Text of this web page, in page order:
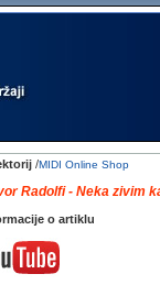
/MIDI Online Shop
Radolfi - Neka zivim
o artiklu